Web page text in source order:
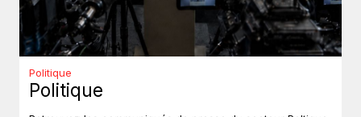
Politique
Politique